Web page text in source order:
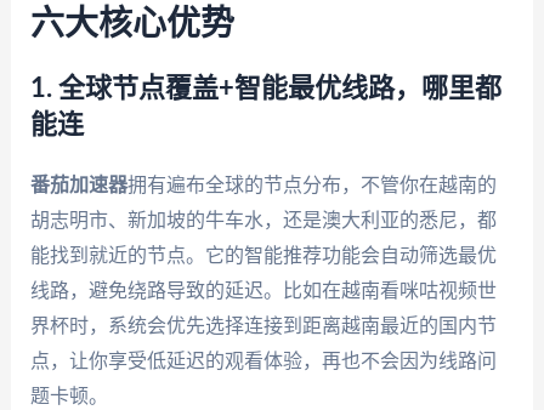
六大核心优势
1. 全球节点覆盖+智能最优线路，哪里都
能连
番茄加速器拥有遍布全球的节点分布，不管你在越南的
胡志明市、新加坡的牛车水，还是澳大利亚的悉尼，都
能找到就近的节点。它的智能推荐功能会自动筛选最优
线路，避免绕路导致的延迟。比如在越南看咪咕视频世
界杯时，系统会优先选择连接到距离越南最近的国内节
点，让你享受低延迟的观看体验，再也不会因为线路问
题卡顿。